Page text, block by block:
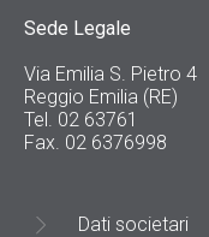
Sede Legale
Via Emilia S. Pietro 4
Reggio Emilia (RE)
Tel. 02 63761
Fax. 02 6376998
Dati societari